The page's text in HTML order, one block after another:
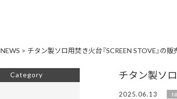
NEWS > チタン製ソロ用焚き火台『SCREEN STOVE』の
チタン製ソ
2025.06.13
Category